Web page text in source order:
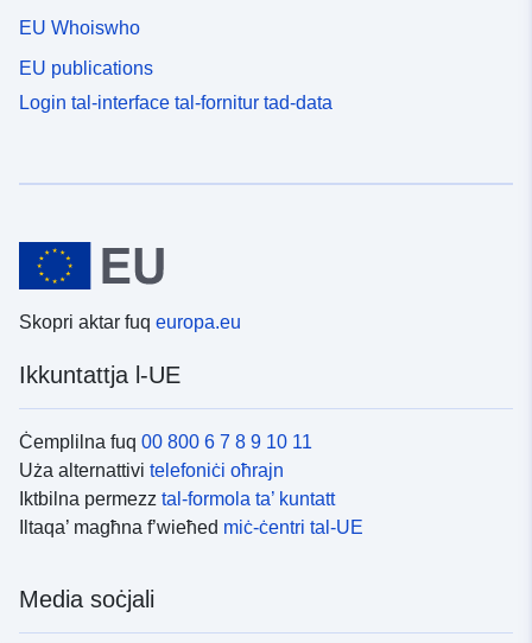
EU Whoiswho
EU publications
Login tal-interface tal-fornitur tad-data
Skopri aktar fuq europa.eu
Ikkuntattja l-UE
Ċemplilna fuq 00 800 6 7 8 9 10 11
Uża alternattivi telefoniċi oħrajn
Iktbilna permezz tal-formola ta’ kuntatt
Iltaqa’ magħna f’wieħed miċ-ċentri tal-UE
Media soċjali